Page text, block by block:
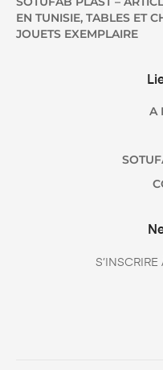
EN TUNISIE, TABLES ET
JOUETS EXEMPLAIRE
A